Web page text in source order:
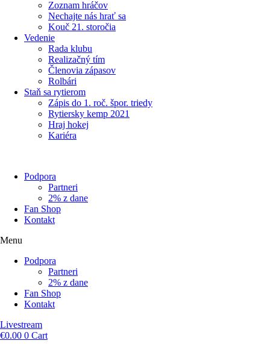
Zoznam hráčov
Nechajte nás hrať sa
Kouč 21. storočia
Vedenie
Rada klubu
Realizačný tím
Členovia zápasov
Rolbári
Staň sa rytierom
Zápis do 1. roč. špor. triedy
Rytiersky kemp 2021
Hraj hokej
Kariéra
Podpora
Partneri
2% z dane
Fan Shop
Kontakt
Menu
Podpora
Partneri
2% z dane
Fan Shop
Kontakt
Livestream
€0.00 0 Cart